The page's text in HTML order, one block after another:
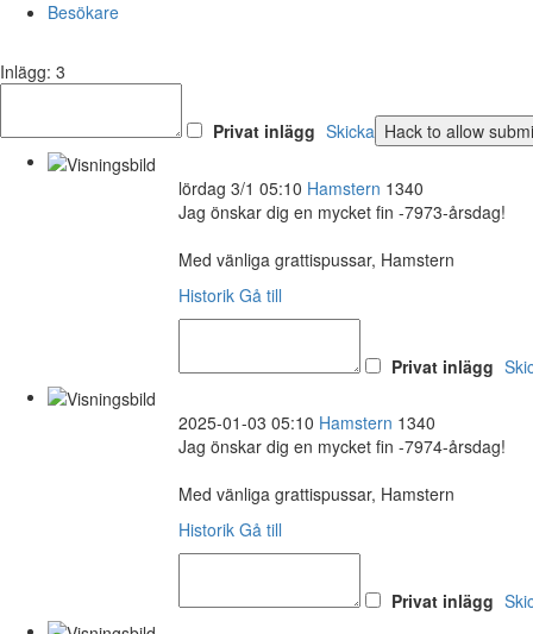
Besökare
Inlägg: 3
Privat inlägg Skicka
lördag 3/1 05:10 Hamstern 1340
Jag önskar dig en mycket fin -7973-årsdag!
Med vänliga grattispussar, Hamstern
Historik Gå till
Privat inlägg
2025-01-03 05:10 Hamstern 1340
Jag önskar dig en mycket fin -7974-årsdag!
Med vänliga grattispussar, Hamstern
Historik Gå till
Privat inlägg